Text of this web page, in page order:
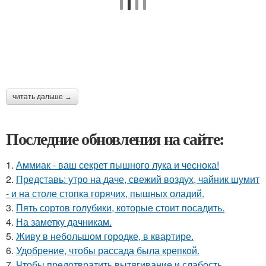
читать дальше →
Последние обновления на сайте:
1. Аммиак - ваш секрет пышного лука и чеснока!
2. Представь: утро на даче, свежий воздух, чайник шумит
- и на столе стопка горячих, пышных оладий.
3. Пять сортов голубики, которые стоит посадить.
4. На заметку дачникам.
5. Живу в небольшом городке, в квартире.
6. Удобрение, чтобы рассада была крепкoй.